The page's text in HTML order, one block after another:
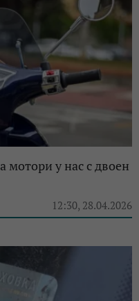
мотори у нас с двоен
12:30, 28.04.2026